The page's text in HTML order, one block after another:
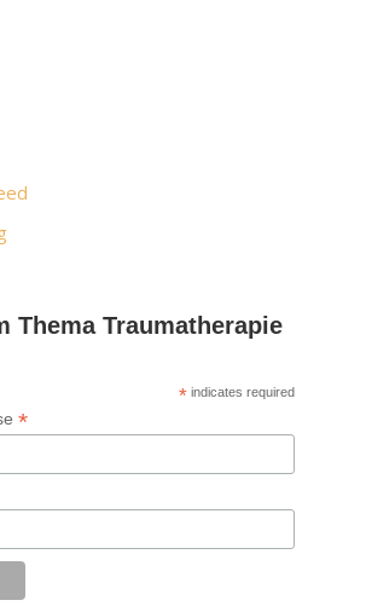
Thema Traumatherapie
* indicates required
*